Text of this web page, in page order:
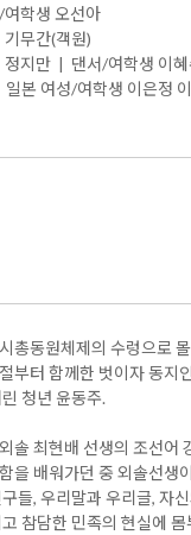
학생 오선아
무간(객원)
정지만 | 댄서/여학생 이혜
본 여성/여학생 이은정
총동원체제의 수렁으로
부터 함께한 벗이자 동지
청년 윤동주.
솔 최현배 선생의 조선어
을 배워가던 중 외솔선생
들, 우리말과 우리글, 자
참담한 민족의 현실에